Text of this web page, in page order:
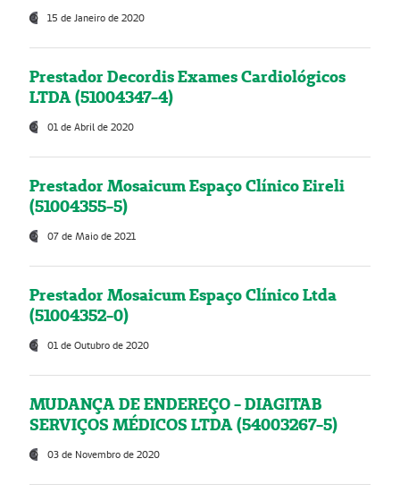
15 de Janeiro de 2020
Prestador Decordis Exames Cardiológicos
LTDA (51004347-4)
01 de Abril de 2020
Prestador Mosaicum Espaço Clínico Eireli
(51004355-5)
07 de Maio de 2021
Prestador Mosaicum Espaço Clínico Ltda
(51004352-0)
01 de Outubro de 2020
MUDANÇA DE ENDEREÇO - DIAGITAB
SERVIÇOS MÉDICOS LTDA (54003267-5)
03 de Novembro de 2020